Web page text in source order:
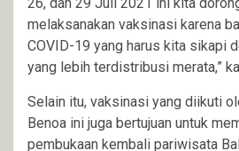
26, dan 29 Juli 2021 ini kita
melaksanakan vaksinasi karena
COVID-19 yang harus kita sikapi
yang lebih terdistribusi merata,”
Selain itu, vaksinasi yang diikuti
Benoa ini juga bertujuan untuk
pembukaan kembali pariwisata